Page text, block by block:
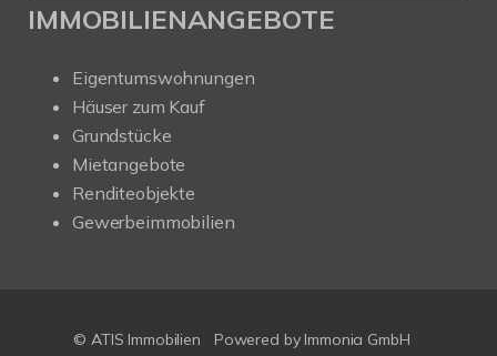
IMMOBILIENANGEBOTE
Eigentumswohnungen
Häuser zum Kauf
Grundstücke
Mietangebote
Renditeobjekte
Gewerbeimmobilien
© ATIS Immobilien Powered by Immonia GmbH